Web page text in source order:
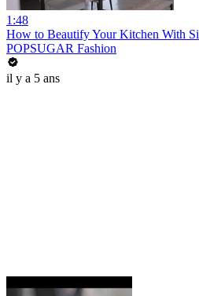
1:48
How to Beautify Your Kitchen With
POPSUGAR Fashion
il y a 5 ans